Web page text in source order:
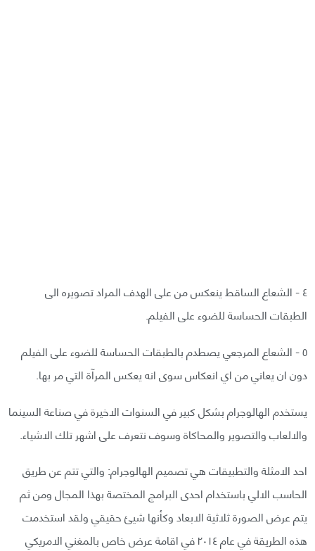
٤ - الشعاع الساقط ينعكس من على الهدف المراد تصويره الى
الطبقات الحساسة للضوء على الفيلم.
٥ - الشعاع المرجعي يصطدم بالطبقات الحساسة للضوء على الفيلم
دون ان يعاني من اي انعكاس سوى انه يعكس المرآة التي مر بها.
يستخدم الهالوجرام بشكل كبير في السنوات الاخيرة في صناعة السينما
والالعاب والتصوير والمحاكاة وسوف نتعرف على اشهر تلك الاشياء.
احد الامثلة والتطبيقات هي تصميم الهالوجرام: والتي تتم عن طريق
الحاسب الالي باستخدام احدى البرامج المختصة بهذا المجال ومن ثم
يتم عرض الصورة ثلاثية الابعاد وكأنها شيئ حقيقي ولقد استخدمت
هذه الطريقة في عام ٢٠١٤ في اقامة عرض خاص بالمغني الامريكي